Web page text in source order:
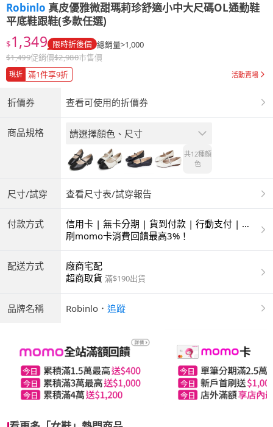
Robinlo 真皮優雅微甜瑪莉珍舒適小中大尺碼OL通勤鞋
平底鞋跟鞋(多款任選)
$1,349 限時折後價 總銷量>1,000
$1,499促銷價$2,980市售價
現折 滿1件享9折 活動賣場
折價券 查看可使用的折價券
商品規格 請選擇顏色、尺寸
共12種顏
色
尺寸/試穿 查看尺寸表/試穿報告
付款方式
信用卡 | 無卡分期 | 貨到付款 | 行動支付 | 超
商付款 | ATM | 銀聯卡
刷momo卡消費回饋最高3%！
配送方式
廠商宅配
超商取貨 滿$190出貨
品牌名稱 Robinlo ． 追蹤